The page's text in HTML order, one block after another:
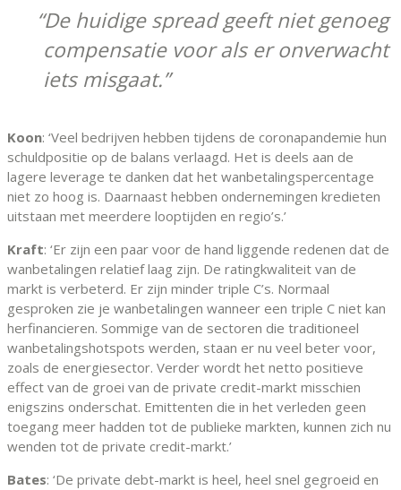
De huidige spread geeft niet genoeg
compensatie voor als er onverwacht
iets misgaat.
Koon: ‘Veel bedrijven hebben tijdens de coronapandemie hun
schuldpositie op de balans verlaagd. Het is deels aan de
lagere leverage te danken dat het wanbetalingspercentage
niet zo hoog is. Daarnaast hebben ondernemingen kredieten
uitstaan met meerdere looptijden en regio’s.’
Kraft: ‘Er zijn een paar voor de hand liggende redenen dat de
wanbetalingen relatief laag zijn. De ratingkwaliteit van de
markt is verbeterd. Er zijn minder triple C’s. Normaal
gesproken zie je wanbetalingen wanneer een triple C niet kan
herfinancieren. Sommige van de sectoren die traditioneel
wanbetalingshotspots werden, staan er nu veel beter voor,
zoals de energiesector. Verder wordt het netto positieve
effect van de groei van de private credit-markt misschien
enigszins onderschat. Emittenten die in het verleden geen
toegang meer hadden tot de publieke markten, kunnen zich nu
wenden tot de private credit-markt.’
Bates: ‘De private debt-markt is heel, heel snel gegroeid en